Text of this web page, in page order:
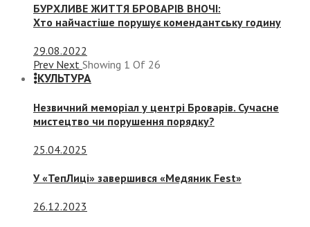
БУРХЛИВЕ ЖИТТЯ БРОВАРІВ ВНОЧІ:
Хто найчастіше порушує комендантську годину
29.08.2022
Prev Next Showing 1 Of 26
КУЛЬТУРА
Незвичний меморіал у центрі Броварів. Сучасне
мистецтво чи порушення порядку?
25.04.2025
У «ТепЛиці» завершився «Медяник Fest»
26.12.2023